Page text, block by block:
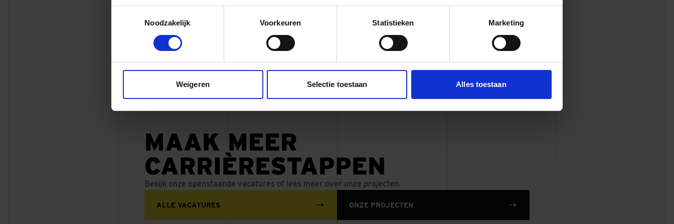
Noodzakelijk
Voorkeuren Statistieken Marketing
Weigeren Selectie toestaan Alles toestaan
gesnoeid en opgeruimd, met als resultaat verzorgde en groene plekken waar bewoners weer met
plezier gebruik van kunnen maken. Ook in een straat in Amsterdam Nieuw-West werd een
vergroeningsactie uitgevoerd waarbij bewoners en collega’s samen werkten aan een straat vol
planten, kleur en levendigheid.
De actie werd mede mogelijk gemaakt doorPresent at Work, onderdeel van Stichting Present, die
groepen mensen verbindt aan hulpvragen in hun directe omgeving. Met relatief eenvoudige
middelen en een paar uur inzet ontstaat zo een zichtbaar verschil in de leefomgeving en in de
MAAK MEER
CARRIÈRESTAPPEN
Bekijk onze openstaande vacatures of lees meer over onze projecten.
ALLE VACATURES ONZE PROJECTEN